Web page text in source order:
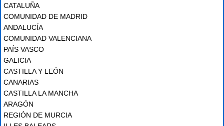
CATALUÑA
COMUNIDAD DE MADRID
ANDALUCÍA
COMUNIDAD VALENCIANA
PAÍS VASCO
GALICIA
CASTILLA Y LEÓN
CANARIAS
CASTILLA LA MANCHA
ARAGÓN
REGIÓN DE MURCIA